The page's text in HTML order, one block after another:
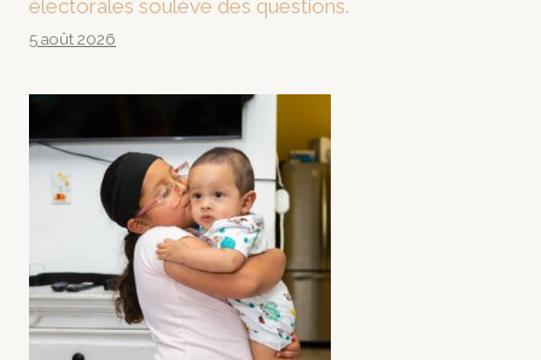
électorales soulève des questions.
5 août 2026